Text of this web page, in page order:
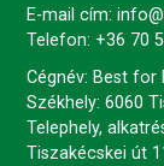
E-mail cím:
Telefon: +36 70
Cégnév: Best for
Székhely: 6060
Telephely,
Tiszakécskei út